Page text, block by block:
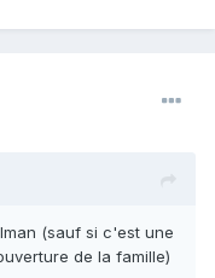
(sauf si c'est une
de la famille)